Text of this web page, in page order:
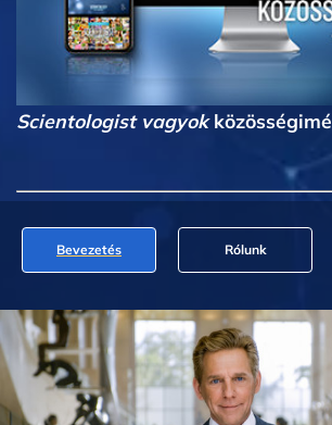
Scientologist vagyok
Bevezetés Rólunk